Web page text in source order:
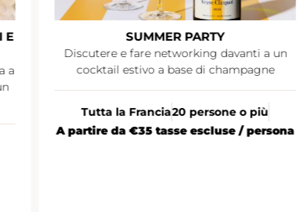
E
a
SUMMER PARTY
Discutere e fare networking davanti a un
cocktail estivo a base di champagne
Tutta la Francia20 persone o più
A partire da €35 tasse escluse / persona